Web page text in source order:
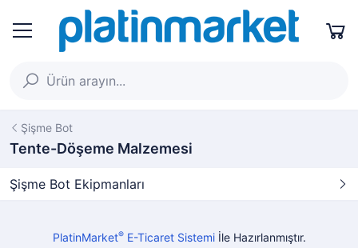
Şişme Bot
Tente-Döşeme Malzemesi
Şişme Bot Ekipmanları
PlatinMarket®E-Ticaret Sistemiİle Hazırlanmıştır.